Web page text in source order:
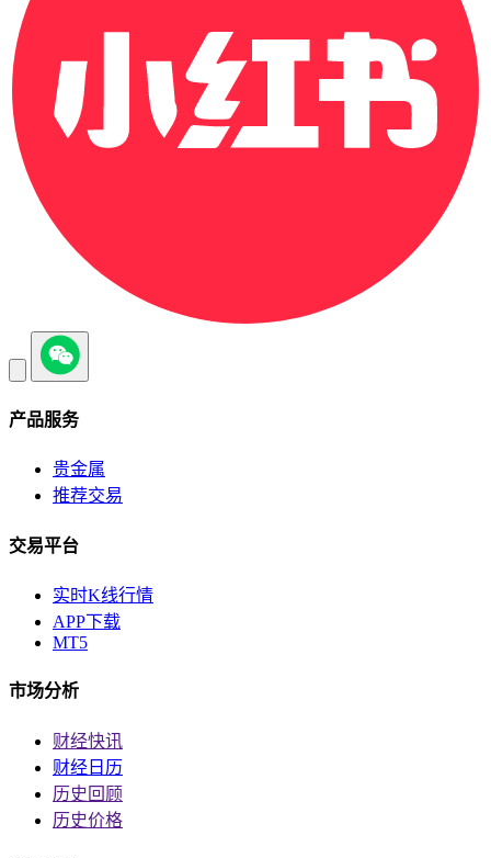
产品服务
贵金属
推荐交易
交易平台
实时K线行情
APP下载
MT5
市场分析
财经快讯
财经日历
历史回顾
历史价格